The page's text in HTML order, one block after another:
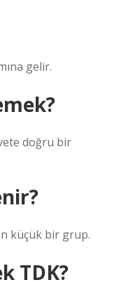
gelir.
doğru bir
küçük bir grup.
TDK?